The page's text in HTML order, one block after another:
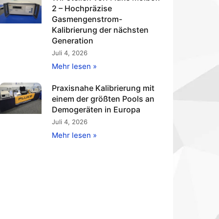
2 – Hochpräzise
Gasmengenstrom-
Kalibrierung der nächsten
Generation
Juli 4, 2026
Mehr lesen »
Praxisnahe Kalibrierung mit
einem der größten Pools an
Demogeräten in Europa
Juli 4, 2026
Mehr lesen »